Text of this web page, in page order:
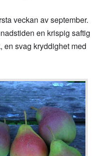
veckan av september.
en krispig saftig
en svag kryddighet med